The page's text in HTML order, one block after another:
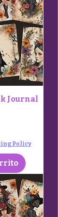
Journal
Policy